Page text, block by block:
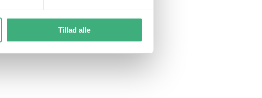
Tillad alle